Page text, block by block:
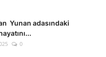
Yunan adasındaki
0